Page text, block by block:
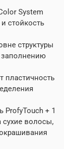
System
стойкость
структуры
заполнению
пластичность
ProfyTouch + 1
сухие волосы,